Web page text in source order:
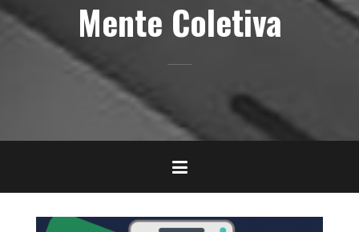
Mente Coletiva